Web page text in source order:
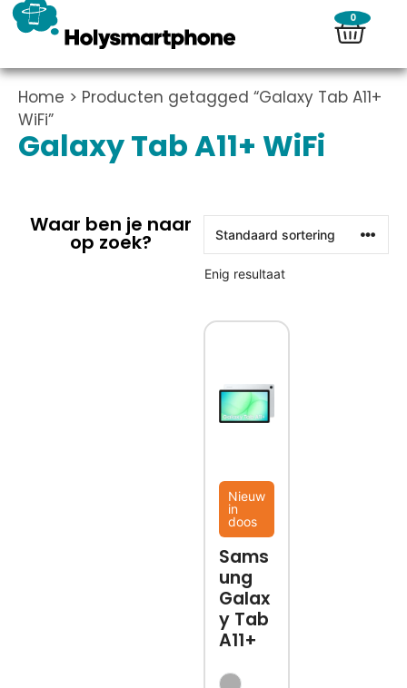
0
Home > Producten getagged “Galaxy Tab A11+
WiFi”
Galaxy Tab A11+ WiFi
Waar ben je naar
op zoek?
Enig resultaat
Nieuw
in
doos
Sams
ung
Galax
y Tab
A11+